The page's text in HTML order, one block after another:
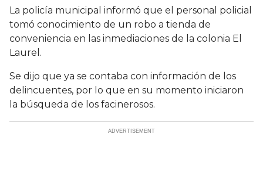
La policía municipal informó que el personal policial
tomó conocimiento de un robo a tienda de
conveniencia en las inmediaciones de la colonia El
Laurel.
Se dijo que ya se contaba con información de los
delincuentes, por lo que en su momento iniciaron
la búsqueda de los facinerosos.